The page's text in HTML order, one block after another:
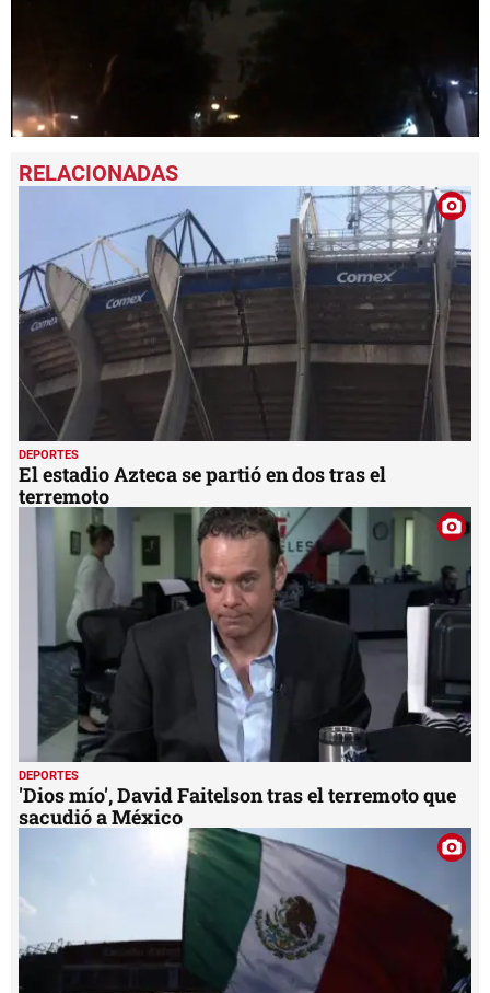
seconds
of
DEPORTES
El estadio Azteca se partió en dos tras el
terremoto
DEPORTES
'Dios mío', David Faitelson tras el terremoto que
sacudió a México